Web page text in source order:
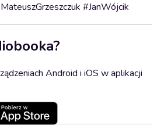
#JanWójcik
Android i iOS w aplikacji